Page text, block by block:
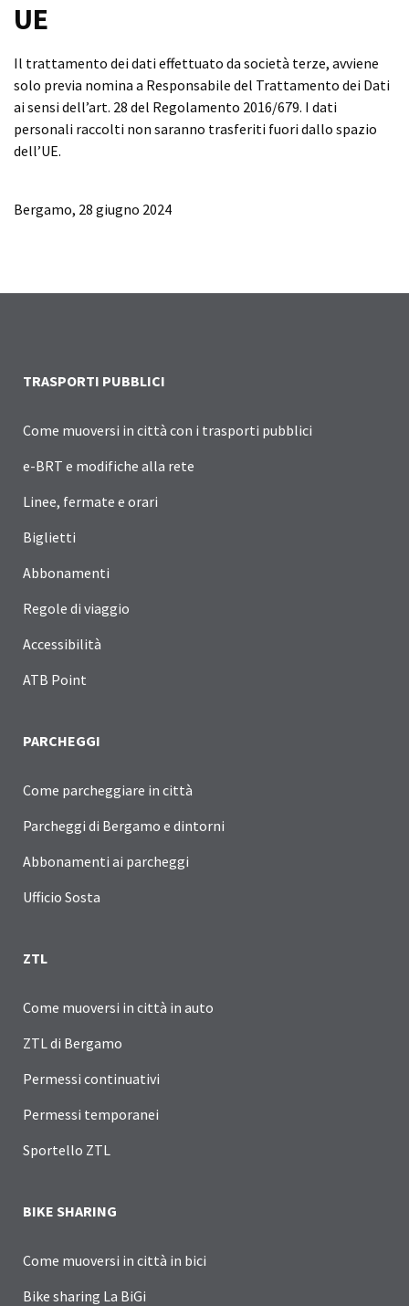
UE
Il trattamento dei dati effettuato da società terze, avviene
solo previa nomina a Responsabile del Trattamento dei Dati
ai sensi dell’art. 28 del Regolamento 2016/679. I dati
personali raccolti non saranno trasferiti fuori dallo spazio
dell’UE.
Bergamo, 28 giugno 2024
TRASPORTI PUBBLICI
Come muoversi in città con i trasporti pubblici
e-BRT e modifiche alla rete
Linee, fermate e orari
Biglietti
Abbonamenti
Regole di viaggio
Accessibilità
ATB Point
PARCHEGGI
Come parcheggiare in città
Parcheggi di Bergamo e dintorni
Abbonamenti ai parcheggi
Ufficio Sosta
ZTL
Come muoversi in città in auto
ZTL di Bergamo
Permessi continuativi
Permessi temporanei
Sportello ZTL
BIKE SHARING
Come muoversi in città in bici
Bike sharing La BiGi